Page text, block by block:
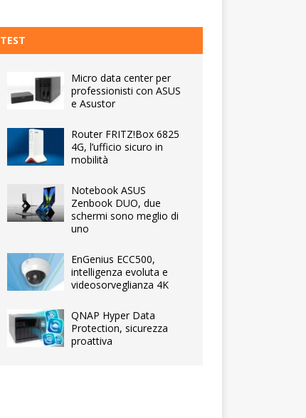
TEST
Micro data center per
professionisti con ASUS
e Asustor
Router FRITZ!Box 6825
4G, l’ufficio sicuro in
mobilità
Notebook ASUS
Zenbook DUO, due
schermi sono meglio di
uno
EnGenius ECC500,
intelligenza evoluta e
videosorveglianza 4K
QNAP Hyper Data
Protection, sicurezza
proattiva